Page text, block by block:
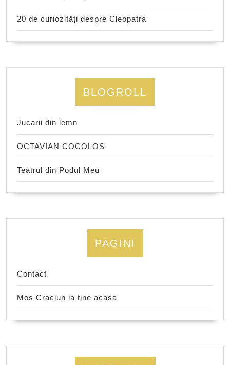
20 de curiozități despre Cleopatra
BLOGROLL
Jucarii din lemn
OCTAVIAN COCOLOS
Teatrul din Podul Meu
PAGINI
Contact
Mos Craciun la tine acasa